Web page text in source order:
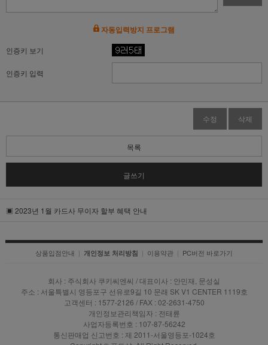
자동입력방지 프로그램
인증키 보기
인증키 입력
수정 삭제
목록
글쓰기
▣ 2023년 1월 카드사 무이자 할부 혜택 안내
상품입점안내 | 개인정보 처리방침 | 이용약관 | PC버전 바로가기
회사 : 주식회사 쿠키씨엔씨 / 대표이사 : 안민재, 문성실
주소 : 서울특별시 영등포구 선유로9길 10 문래 SK V1 CENTER 1119호
고객센터 : 1577-2126 / FAX : 02-2631-4750
개인정보관리책임자 : 전태륜
사업자등록번호 : 107-87-56242
통신판매업 신고번호 : 제 2011-서울영등포-1024호